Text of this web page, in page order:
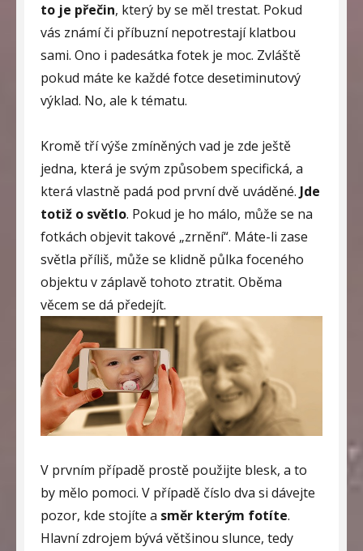
to je přečin, který by se měl trestat. Pokud
vás známí či příbuzní nepotrestají klatbou
sami. Ono i padesátka fotek je moc. Zvláště
pokud máte ke každé fotce desetiminutový
výklad. No, ale k tématu.
Kromě tří výše zmíněných vad je zde ještě
jedna, která je svým způsobem specifická, a
která vlastně padá pod první dvě uváděné. Jde
totiž o světlo. Pokud je ho málo, může se na
fotkách objevit takové „zrnění“. Máte-li zase
světla příliš, může se klidně půlka foceného
objektu v záplavě tohoto ztratit. Oběma
věcem se dá předejít.
V prvním případě prostě použijte blesk, a to
by mělo pomoci. V případě číslo dva si dávejte
pozor, kde stojíte a směr kterým fotíte.
Hlavní zdrojem bývá většinou slunce, tedy